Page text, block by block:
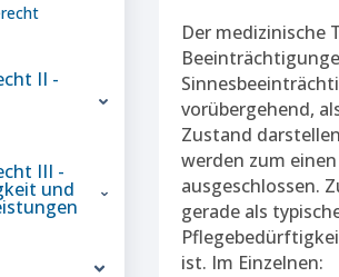
II -
III -
und
Der medizinische
vorübergehend,
Zustand
werden zum
ausgeschlossen.
gerade als
ist. Im Einzelnen: